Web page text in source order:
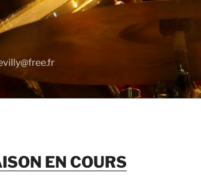
EN COURS